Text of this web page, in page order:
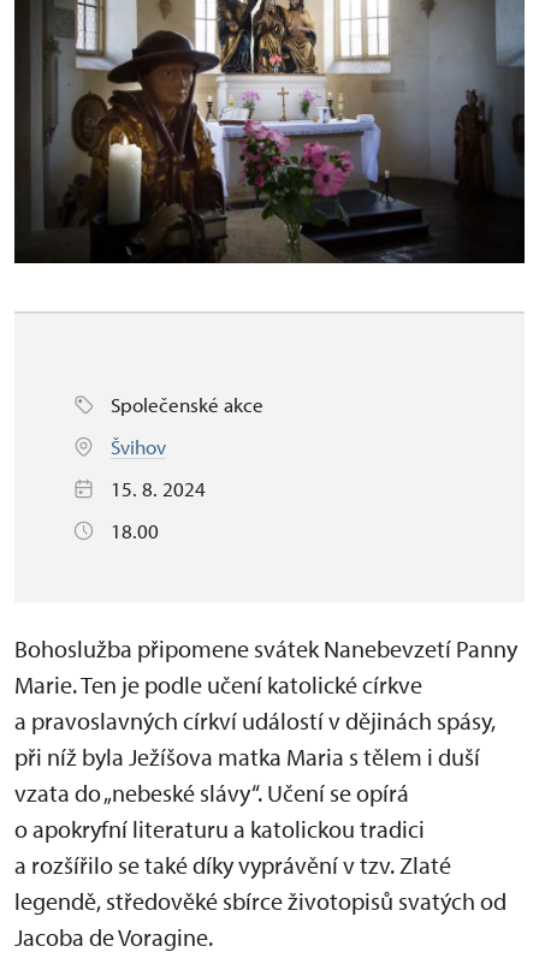
Společenské akce
Švihov
15. 8. 2024
18.00
Bohoslužba připomene svátek Nanebevzetí Panny
Marie. Ten je podle učení katolické církve
a pravoslavných církví událostí v dějinách spásy,
při níž byla Ježíšova matka Maria s tělem i duší
vzata do „nebeské slávy“. Učení se opírá
o apokryfní literaturu a katolickou tradici
a rozšířilo se také díky vyprávění v tzv. Zlaté
legendě, středověké sbírce životopisů svatých od
Jacoba de Voragine.